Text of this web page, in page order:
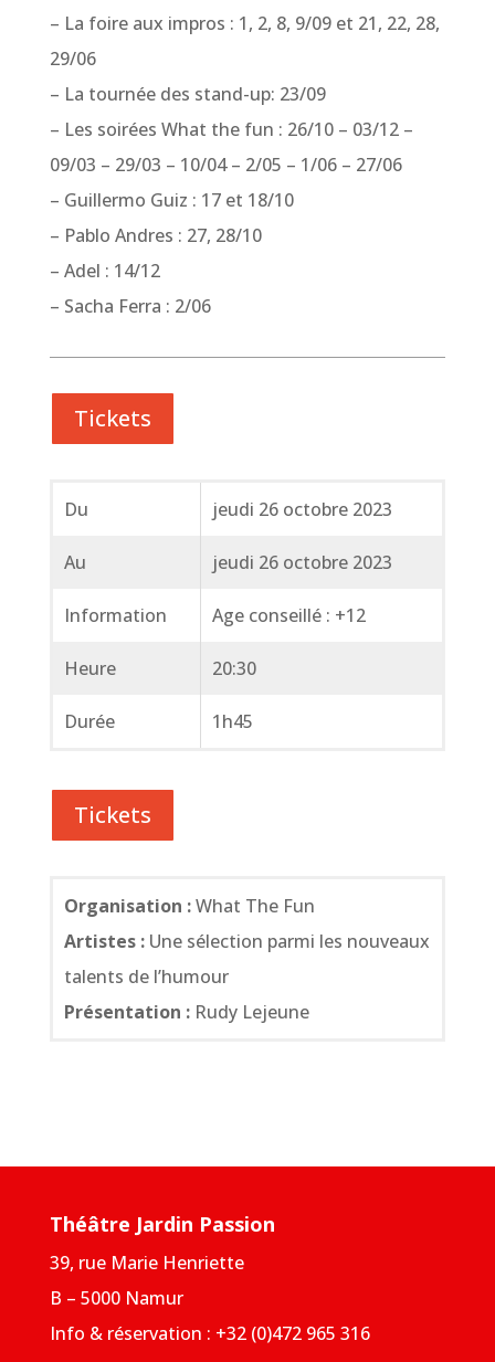
– La foire aux impros : 1, 2, 8, 9/09 et 21, 22, 28,
29/06
– La tournée des stand-up: 23/09
– Les soirées What the fun : 26/10 – 03/12 –
09/03 – 29/03 – 10/04 – 2/05 – 1/06 – 27/06
– Guillermo Guiz : 17 et 18/10
– Pablo Andres : 27, 28/10
– Adel : 14/12
– Sacha Ferra : 2/06
Tickets
Du jeudi 26 octobre 2023
Au jeudi 26 octobre 2023
Information Age conseillé : +12
Heure 20:30
Durée 1h45
Tickets
Organisation :What The Fun
Artistes :Une sélection parmi les nouveaux
talents de l’humour
Présentation :Rudy Lejeune
Théâtre Jardin Passion
39, rue Marie Henriette
B – 5000 Namur
Info & réservation : +32 (0)472 965 316